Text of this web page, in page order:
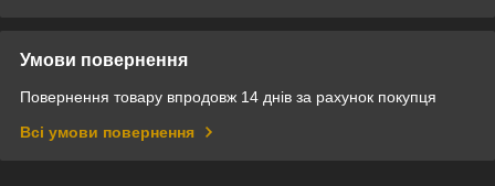
Умови повернення
Повернення товару впродовж 14 днів за рахунок покупця
Всі умови повернення